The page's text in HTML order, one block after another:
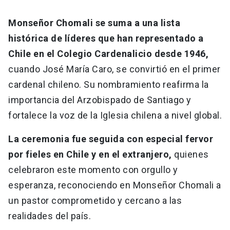
Monseñor Chomali se suma a una lista
histórica de líderes que han representado a
Chile en el Colegio Cardenalicio desde 1946,
cuando José María Caro, se convirtió en el primer
cardenal chileno. Su nombramiento reafirma la
importancia del Arzobispado de Santiago y
fortalece la voz de la Iglesia chilena a nivel global.
La ceremonia fue seguida con especial fervor
por fieles en Chile y en el extranjero, quienes
celebraron este momento con orgullo y
esperanza, reconociendo en Monseñor Chomali a
un pastor comprometido y cercano a las
realidades del país.